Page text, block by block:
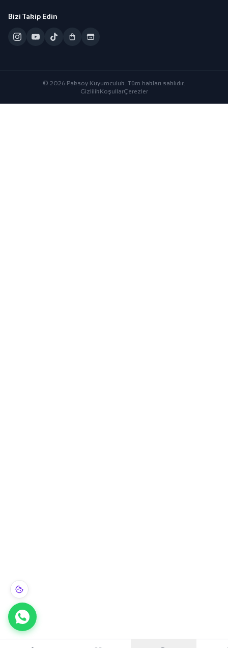
Bizi Takip Edin
© 2026 Paksoy Kuyumculuk. Tüm hakları saklıdır.
GizlilikKoşullarÇerezler